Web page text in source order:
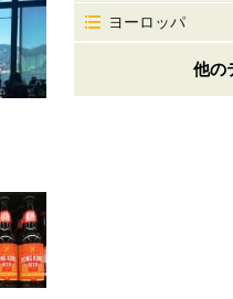
ヨーロッパ
他の